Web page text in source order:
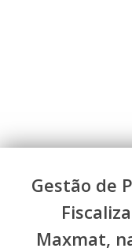
Gestão de
Maxmat,